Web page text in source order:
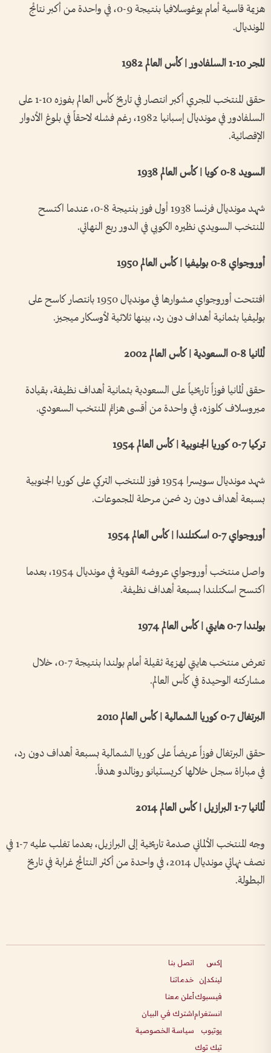
هزيمة قاسية أمام يوغوسلافيا بنتيجة 9-0، في واحدة من أكبر نتائج
المونديال.
المجر 10-1 السلفادور | كأس العالم 1982
حقق المنتخب المجري أكبر انتصار في تاريخ كأس العالم بفوزه 10-1 على
السلفادور في مونديال إسبانيا 1982، رغم فشله لاحقاً في بلوغ الأدوار
الإقصائية.
السويد 8-0 كوبا | كأس العالم 1938
شهد مونديال فرنسا 1938 أول فوز بنتيجة 8-0، عندما اكتسح
المنتخب السويدي نظيره الكوبي في الدور ربع النهائي.
أوروجواي 8-0 بوليفيا | كأس العالم 1950
افتتحت أوروجواي مشوارها في مونديال 1950 بانتصار كاسح على
بوليفيا بثمانية أهداف دون رد، بينها ثلاثية لأوسكار ميجيز.
ألمانيا 8-0 السعودية | كأس العالم 2002
حقق ألمانيا فوزاً تاريخياً على السعودية بثمانية أهداف نظيفة، بقيادة
ميروسلاف كلوزه، في واحدة من أقسى هزائم المنتخب السعودي.
تركيا 7-0 كوريا الجنوبية | كأس العالم 1954
شهد مونديال سويسرا 1954 فوز المنتخب التركي على كوريا الجنوبية
بسبعة أهداف دون رد ضمن مرحلة المجموعات.
أوروجواي 7-0 اسكتلندا | كأس العالم 1954
واصل منتخب أوروجواي عروضه القوية في مونديال 1954، بعدما
اكتسح اسكتلندا بسبعة أهداف نظيفة.
بولندا 7-0 هايتي | كأس العالم 1974
تعرض منتخب هايتي لهزيمة ثقيلة أمام بولندا بنتيجة 7-0، خلال
مشاركته الوحيدة في كأس العالم.
البرتغال 7-0 كوريا الشمالية | كأس العالم 2010
حقق البرتغال فوزاً عريضاً على كوريا الشمالية بسبعة أهداف دون رد،
في مباراة سجل خلالها كريستيانو رونالدو هدفاً.
ألمانيا 7-1 البرازيل | كأس العالم 2014
وجه المنتخب الألماني صدمة تاريخية إلى البرازيل، بعدما تغلب عليه 7-1 في
نصف نهائي مونديال 2014، في واحدة من أكثر النتائج غرابة في تاريخ
البطولة.
إكس
لينكدإن
فيسبوك
انستغرام
يوتيوب
تيك توك
اتصل بنا
خدماتنا
أعلن معنا
اشترك في البيان
سياسة الخصوصية